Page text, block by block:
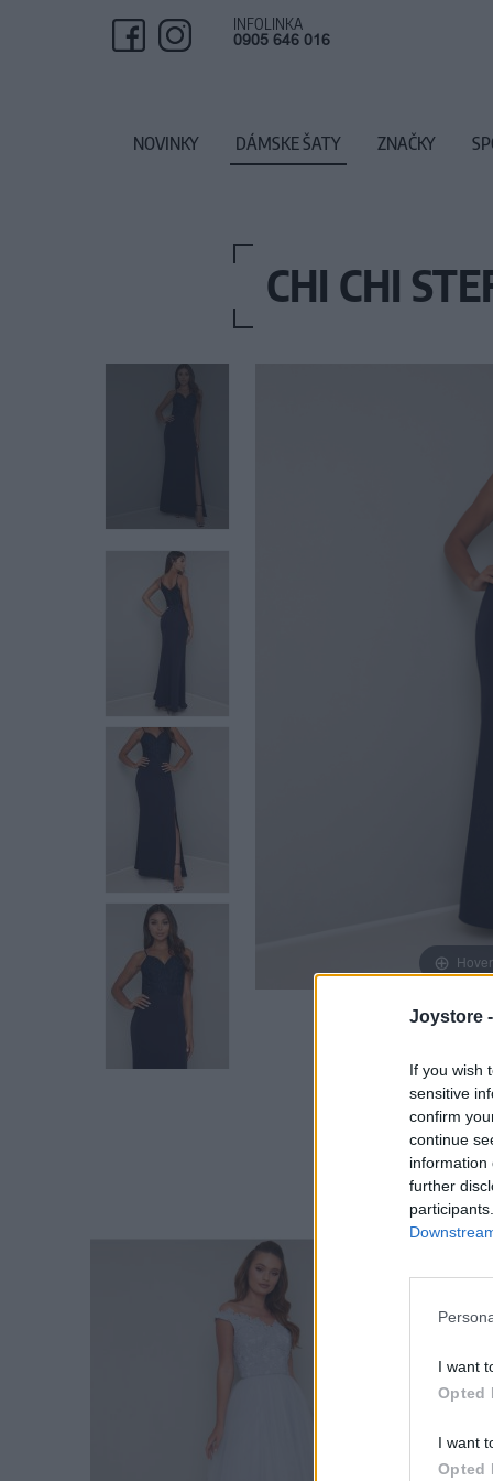
Joystore -
If you wish
sensitive
confirm
continue
information
further
I want
Opted
I want
Opted
CHI CHI
INFOLINKA
0905 646 016
NOVINKY DÁMSKE ŠATY ZNAČKY